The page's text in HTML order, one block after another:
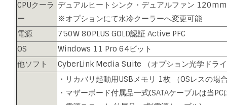
CPUクーラ
ー
デュアルヒートシンク・デュアルファン
※オプションにて水冷クーラーへ変更可能
電源
750W 80PLUS GOLD認証 Active PFC
OS
Windows 11 Pro 64ビット
他ソフト
CyberLink Media Suite （オプション光学ドラ
・リカバリ起動用USBメモリ 1枚 （OSレスの場
・マザーボード付属品一式(SATAケーブルは当